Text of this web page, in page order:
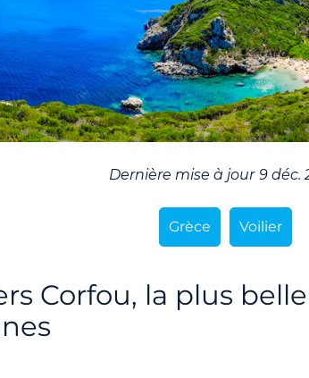
Dernière mise à jour 9 déc.
Grèce Voilier
Corfou, la plus